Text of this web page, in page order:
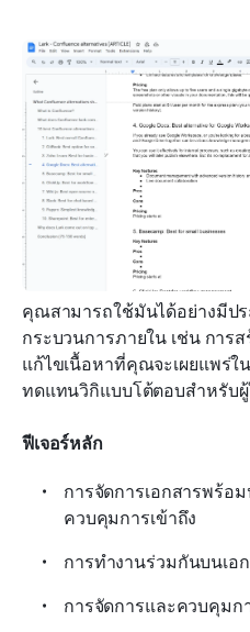
คุณสามารถใช้มันได้อย่างมีป
กระบวนการภายใน เช่น การ
แก้ไขเนื้อหาที่คุณจะเผยแพร่
ทดแทนวิกิแบบโต้ตอบสำหรับ
ฟีเจอร์หลัก
การจัดการเอกสารพร้อ
ควบคุมการเข้าถึง
การทำงานร่วมกันบนเอ
การจัดการและควบคุมก